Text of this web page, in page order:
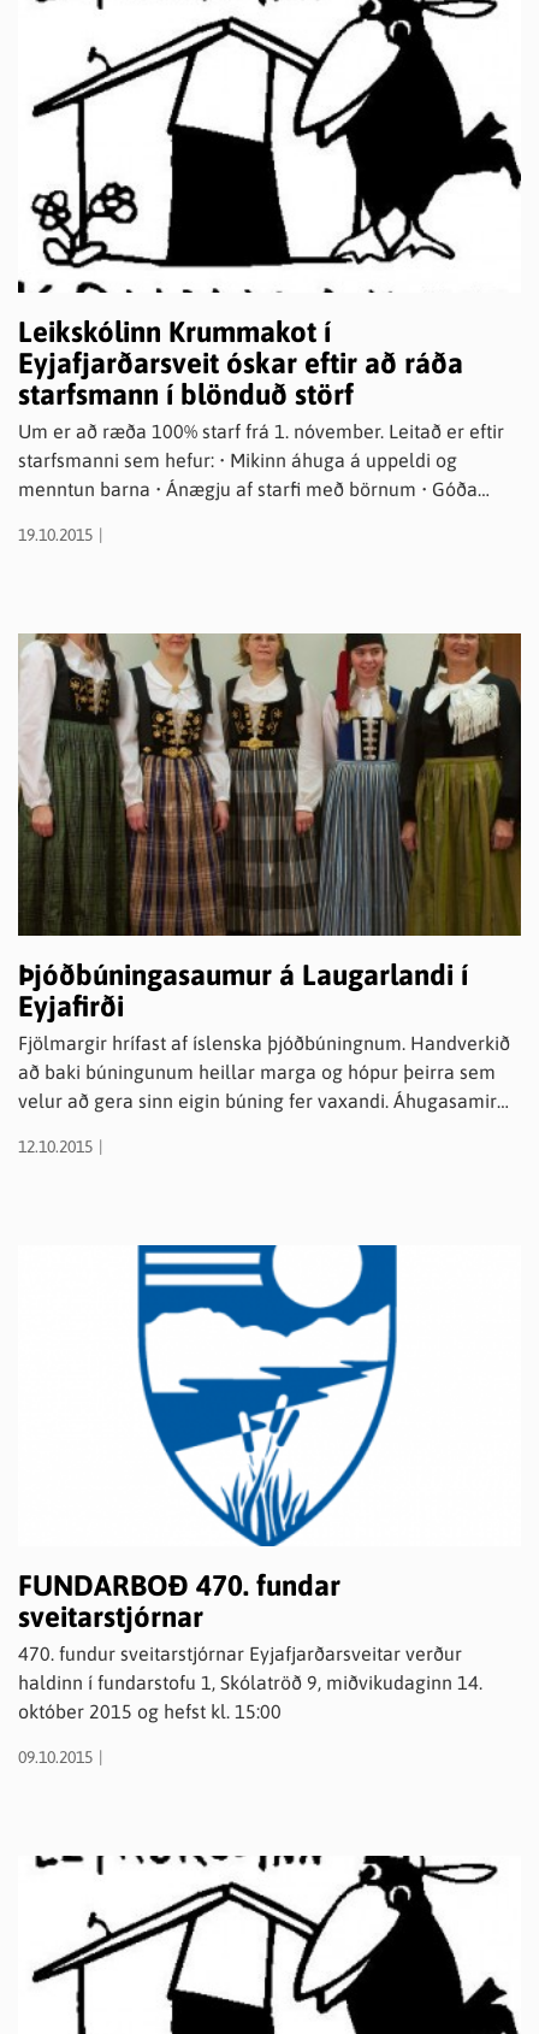
Leikskólinn Krummakot í
Eyjafjarðarsveit óskar eftir að ráða
starfsmann í blönduð störf
Um er að ræða 100% starf frá 1. nóvember. Leitað er eftir
starfsmanni sem hefur: • Mikinn áhuga á uppeldi og
menntun barna • Ánægju af starfi með börnum • Góða
uppbyggingu leikskólastarfs Krummakot er þriggja deilda
aldursskiptar. Verið er að innleiða Jákvæðan aga og
markvisst unnið með læsi, dygðir, umhverfisstarf, hreyfingu
og tónlist.
19.10.2015
Þjóðbúningasaumur á Laugarlandi í
Eyjafirði
Fjölmargir hrífast af íslenska þjóðbúningnum. Handverkið
að baki búningunum heillar marga og hópur þeirra sem
velur að gera sinn eigin búning fer vaxandi. Áhugasamir
að taka þátt í helgarnámskeiðum á Laugarlandi í vetur.
þ.e. að sauma peysuföt eða upphlut, er fjórar helgar og því
er kjörið að nota tækifærið og koma sér upp búningi með
12.10.2015
FUNDARBOÐ 470. fundar
sveitarstjórnar
470. fundur sveitarstjórnar Eyjafjarðarsveitar verður
haldinn í fundarstofu 1, Skólatröð 9, miðvikudaginn 14.
október 2015 og hefst kl. 15:00
09.10.2015